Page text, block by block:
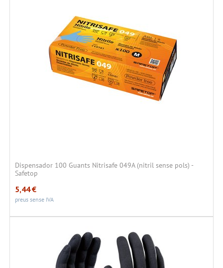
Dispensador 100 Guants Nitrisafe 049A (nitril sense pols) -
Safetop
5,44€
preus sense IVA